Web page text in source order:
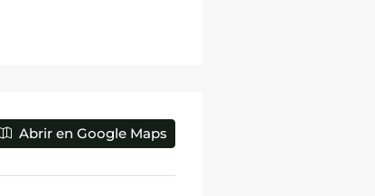
Abrir en Google Maps